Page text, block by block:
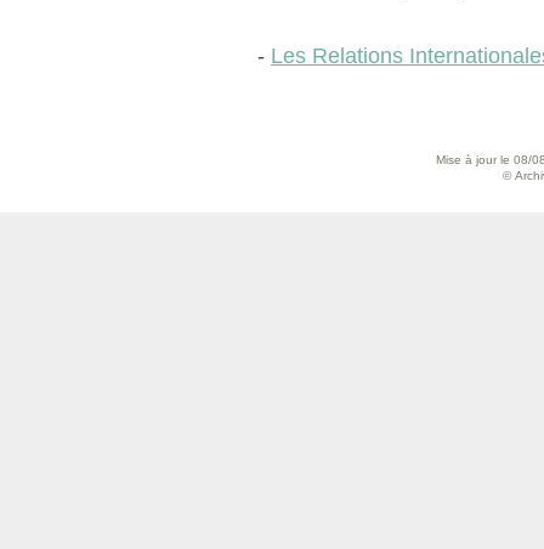
- Les Relations
Mise à jour le 08/
©